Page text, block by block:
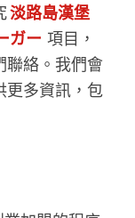
淡路島漢堡
ガー 項目，
聯絡。我們會
更多資訊，包